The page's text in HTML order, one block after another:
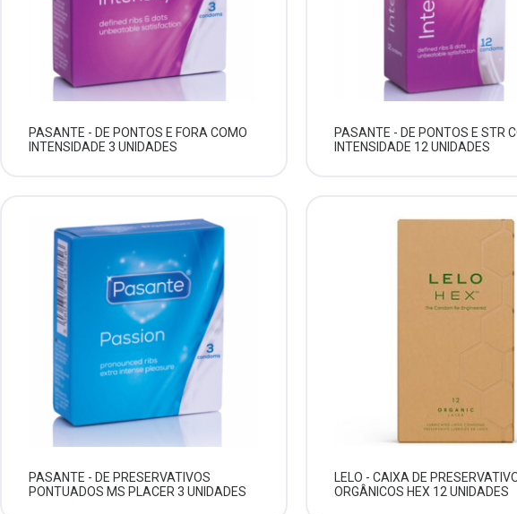
PASANTE - DE PONTOS E FORA COMO
INTENSIDADE 3 UNIDADES
PASANTE - DE PONTOS E STR
INTENSIDADE 12 UNIDADES
PASANTE - DE PRESERVATIVOS
PONTUADOS MS PLACER 3 UNIDADES
LELO - CAIXA DE
ORGÂNICOS HEX 12 UNIDADES